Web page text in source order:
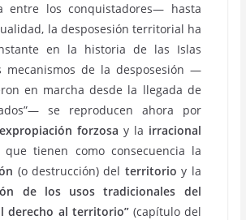
entre los conquistadores— hasta
la desposesión territorial ha
en la historia de las Islas
mecanismos de la desposesión —
en marcha desde la llegada de
se reproducen ahora por
expropiación forzosa y la irracional
que tienen como consecuencia la
(o destrucción) del territorio y la
de los usos tradicionales del
derecho al territorio”(capítulo del